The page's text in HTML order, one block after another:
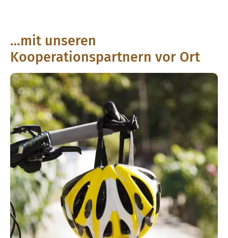
…mit unseren
Kooperationspartnern vor Ort